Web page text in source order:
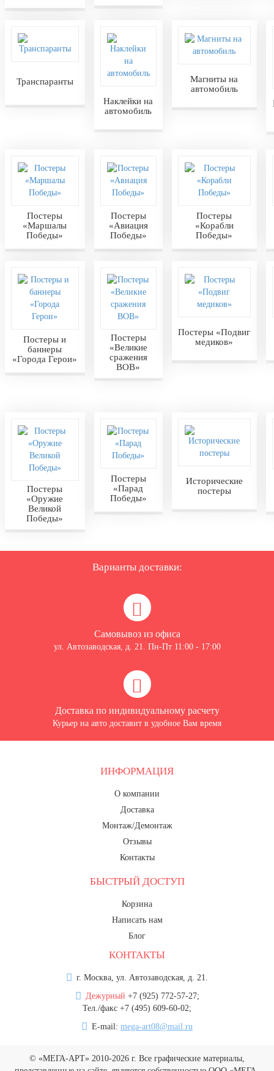
Транспаранты
Наклейки на
автомобиль
Магниты на
автомобиль
Постеры
«Маршалы
Победы»
Постеры
«Авиация
Победы»
Постеры
«Корабли
Победы»
Постеры и
баннеры
«Города Герои»
Постеры
«Великие
сражения
ВОВ»
Постеры «Подвиг
медиков»
Постеры
«Оружие
Великой
Победы»
Постеры
«Парад
Победы»
Исторические
постеры
Варианты доставки:
Самовывоз из офиса
ул. Автозаводская, д. 21. Пн-Пт 11:00 - 17:00
Доставка по индивидуальному расчету
Курьер на авто доставит в удобное Вам время
ИНФОРМАЦИЯ
О компании
Доставка
Монтаж/Демонтаж
Отзывы
Контакты
БЫСТРЫЙ ДОСТУП
Корзина
Написать нам
Блог
КОНТАКТЫ
г. Москва, ул. Автозаводская, д. 21.
Дежурный +7 (925) 772-57-27;
Тел./факс +7 (495) 609-60-02;
E-mail: mega-art08@mail.ru
© «МЕГА-АРТ» 2010-2026 г. Все графические материалы,